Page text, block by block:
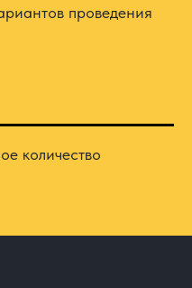
проведения
количество